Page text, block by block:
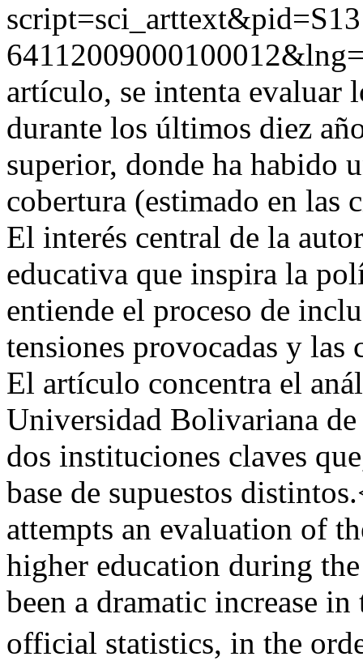
artículo, se intenta evaluar
durante los últimos diez
superior, donde ha habido
cobertura (estimado en las
El interés central de la
educativa que inspira la
entiende el proceso de
tensiones provocadas y las
El artículo concentra el
Universidad Bolivariana
dos instituciones claves
base de supuestos
attempts an evaluation of
higher education during
been a dramatic increase
official statistics, in the